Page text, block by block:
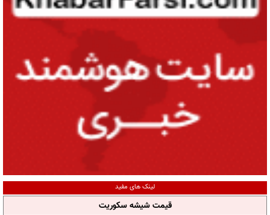
لینک های مفید
قیمت شیشه سکوریت